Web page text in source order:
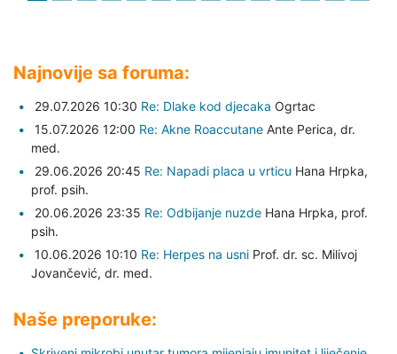
Najnovije sa foruma:
29.07.2026 10:30 Re: Dlake kod djecaka Ogrtac
15.07.2026 12:00 Re: Akne Roaccutane Ante Perica, dr.
med.
29.06.2026 20:45 Re: Napadi placa u vrticu Hana Hrpka,
prof. psih.
20.06.2026 23:35 Re: Odbijanje nuzde Hana Hrpka, prof.
psih.
10.06.2026 10:10 Re: Herpes na usni Prof. dr. sc. Milivoj
Jovančević, dr. med.
Naše preporuke: